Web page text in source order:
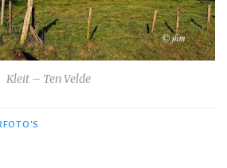
Kleit – Ten Velde